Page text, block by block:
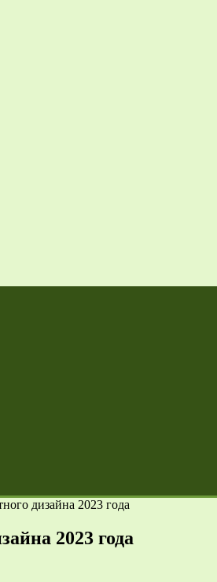
дизайна 2023 года
2023 года